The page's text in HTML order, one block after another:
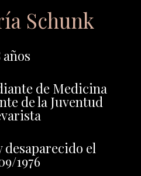
Schunk
años
de Medicina
de la Juventud
desaparecido el
1976